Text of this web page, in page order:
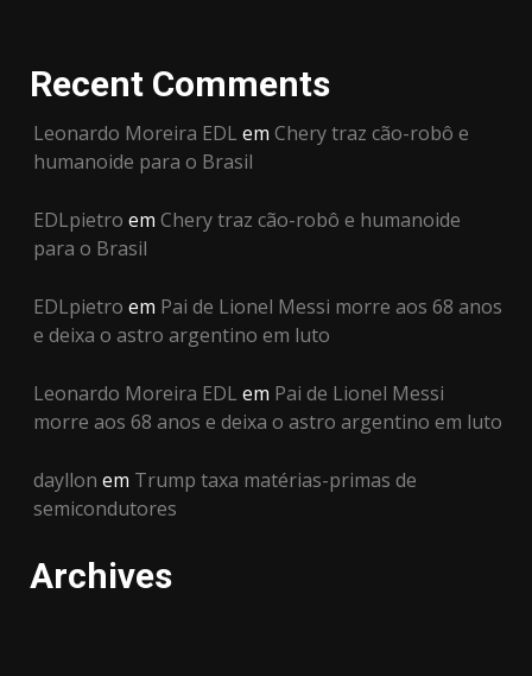
Recent Comments
Leonardo Moreira EDL em Chery traz cão-robô e
humanoide para o Brasil
EDLpietro em Chery traz cão-robô e humanoide
para o Brasil
EDLpietro em Pai de Lionel Messi morre aos 68 anos
e deixa o astro argentino em luto
Leonardo Moreira EDL em Pai de Lionel Messi
morre aos 68 anos e deixa o astro argentino em luto
dayllon em Trump taxa matérias-primas de
semicondutores
Archives